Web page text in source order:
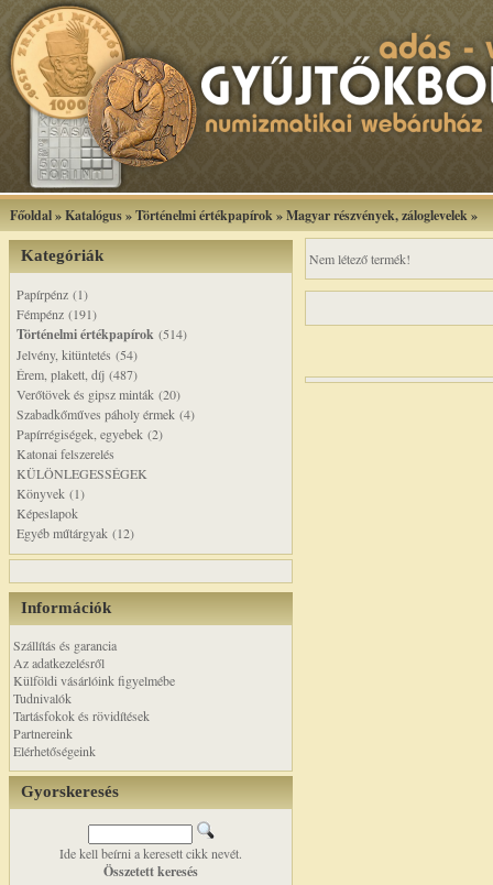
Főoldal»Katalógus»Történelmi értékpapírok»Magyar részvények, záloglevelek»
Kategóriák
Papírpénz (1)
Fémpénz (191)
Történelmi értékpapírok (514)
Jelvény, kitüntetés (54)
Érem, plakett, díj (487)
Verőtövek és gipsz minták (20)
Szabadkőműves páholy érmek (4)
Papírrégiségek, egyebek (2)
Katonai felszerelés
KÜLÖNLEGESSÉGEK
Könyvek (1)
Képeslapok
Egyéb műtárgyak (12)
Információk
Szállítás és garancia
Az adatkezelésről
Külföldi vásárlóink figyelmébe
Tudnivalók
Tartásfokok és rövidítések
Partnereink
Elérhetőségeink
Gyorskeresés
Ide kell beírni a keresett cikk nevét.
Összetett keresés
Nem létező termék!